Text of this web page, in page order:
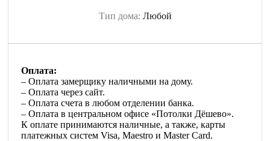
Тип дома: Любой
Оплата:
– Оплата замерщику наличными на дому.
– Оплата через сайт.
– Оплата счета в любом отделении банка.
– Оплата в центральном офисе «Потолки Дёшево».
К оплате принимаются наличные, а также, карты
платежных систем Visa, Maestro и Master Card.